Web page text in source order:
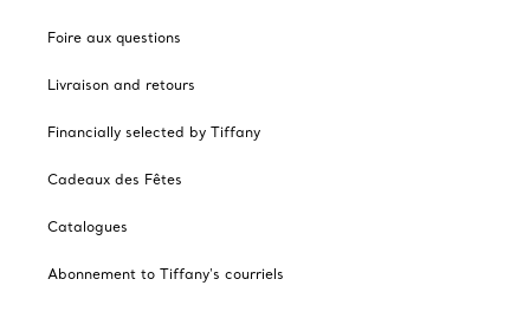
Foire aux questions
Livraison and retours
Financially selected by Tiffany
Cadeaux des Fêtes
Catalogues
Abonnement to Tiffany's courriels